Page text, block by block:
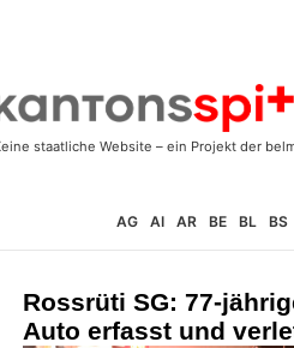
AG AI AR BE BL BS
Rossrüti SG: 77-
Auto erfasst und